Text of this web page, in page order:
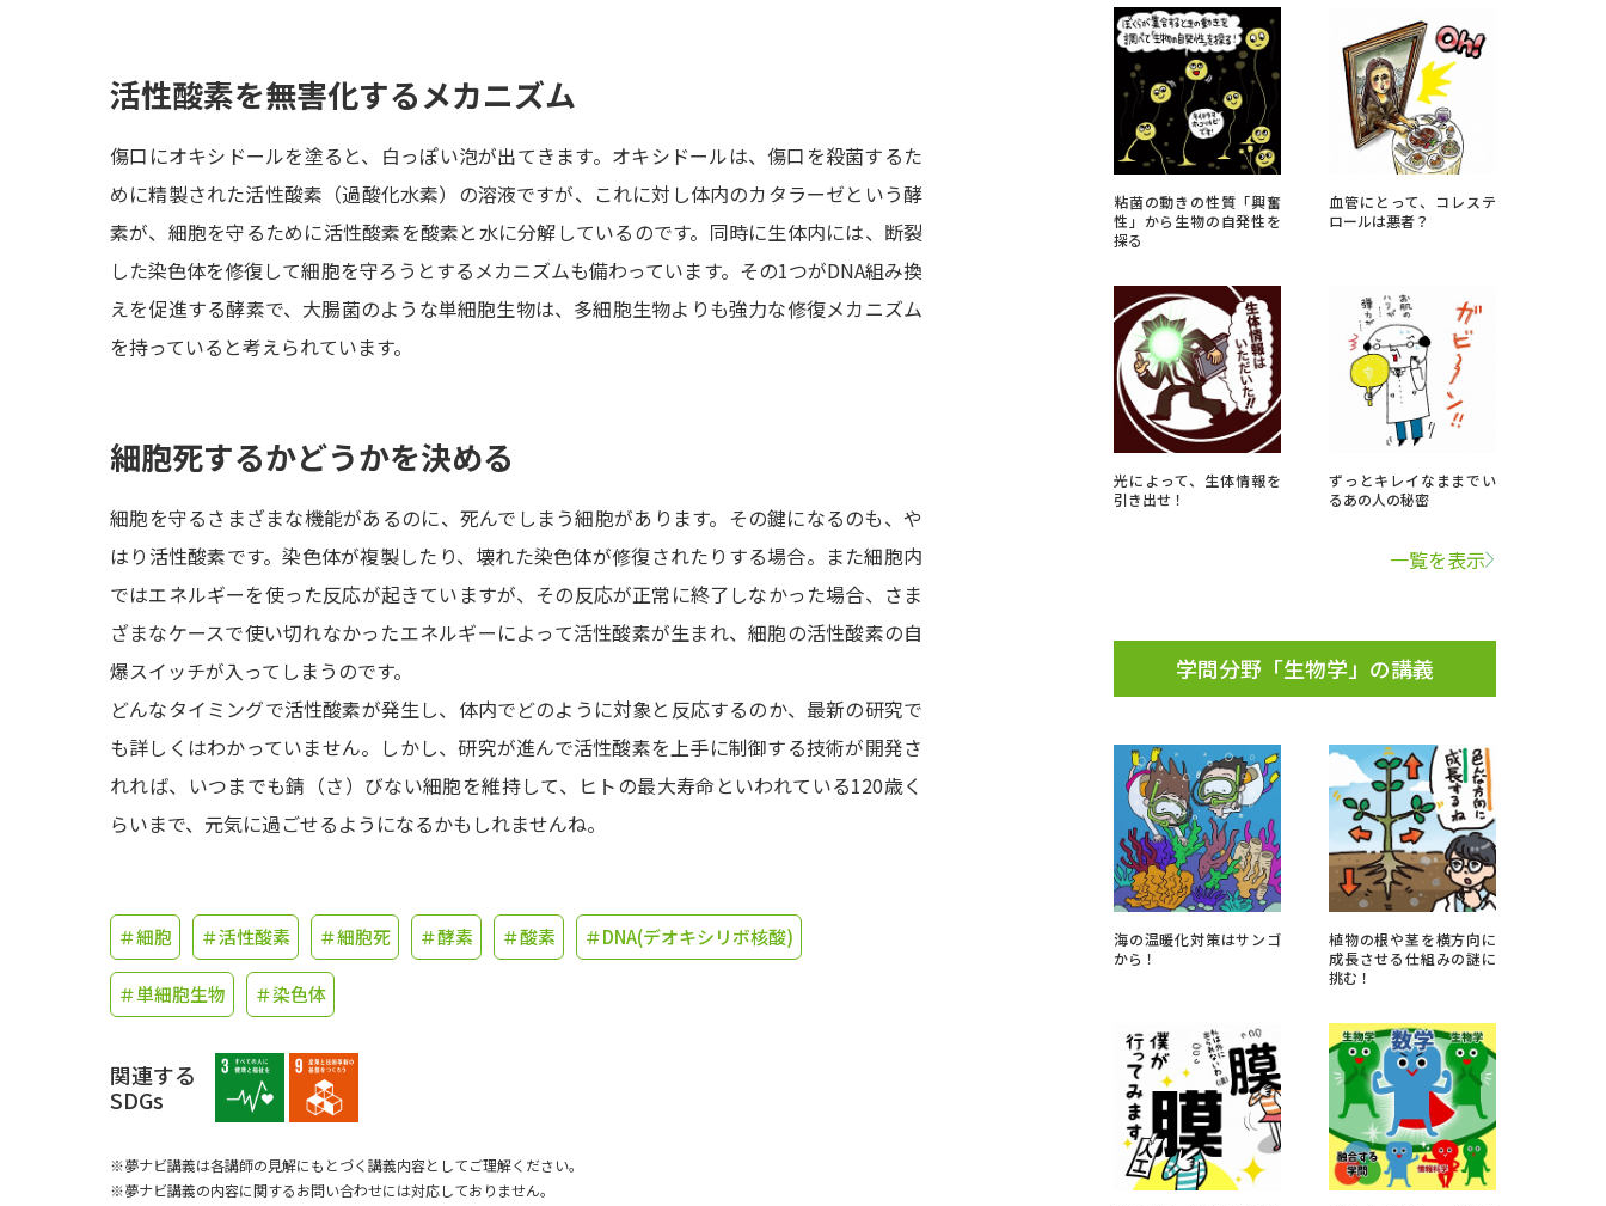
実施プログラムから探す
来場型・Web型イベント特集
受験準備 資料検索
先輩が入学を決めた理由
新生活お役立ちガイド
学問発見
学問のミニ講義「夢ナビ講義」
このサイトについて
資料の料金の
受付内容・発送状況の確認 テレメール
お支払いサイト
テレメール進学カタログ訂正のご案内
活性酸素を無害化するメカニズム
傷口にオキシドールを塗ると、白っぽい泡が出てきます。オキシドールは、傷口を殺菌するた
めに精製された活性酸素（過酸化水素）の溶液ですが、これに対し体内のカタラーゼという酵
素が、細胞を守るために活性酸素を酸素と水に分解しているのです。同時に生体内には、断裂
した染色体を修復して細胞を守ろうとするメカニズムも備わっています。その1つがDNA組み換
えを促進する酵素で、大腸菌のような単細胞生物は、多細胞生物よりも強力な修復メカニズム
を持っていると考えられています。
細胞死するかどうかを決める
細胞を守るさまざまな機能があるのに、死んでしまう細胞があります。その鍵になるのも、や
はり活性酸素です。染色体が複製したり、壊れた染色体が修復されたりする場合。また細胞内
ではエネルギーを使った反応が起きていますが、その反応が正常に終了しなかった場合、さま
ざまなケースで使い切れなかったエネルギーによって活性酸素が生まれ、細胞の活性酸素の自
爆スイッチが入ってしまうのです。
どんなタイミングで活性酸素が発生し、体内でどのように対象と反応するのか、最新の研究で
も詳しくはわかっていません。しかし、研究が進んで活性酸素を上手に制御する技術が開発さ
れれば、いつまでも錆（さ）びない細胞を維持して、ヒトの最大寿命といわれている120歳く
らいまで、元気に過ごせるようになるかもしれませんね。
＃細胞 ＃活性酸素 ＃細胞死 ＃酵素 ＃酸素 ＃DNA(デオキシリボ核酸)
＃単細胞生物 ＃染色体
関連する
SDGs
※夢ナビ講義は各講師の見解にもとづく講義内容としてご理解ください。
※夢ナビ講義の内容に関するお問い合わせには対応しておりません。
粘菌の動きの性質「興奮
性」から生物の自発性を
探る
血管にとって、コレステ
ロールは悪者？
光によって、生体情報を
引き出せ！
ずっとキレイなままでい
るあの人の秘密
一覧を表示
学問分野「生物学」の講義
海の温暖化対策はサンゴ
から！
植物の根や茎を横方向に
成長させる仕組みの謎に
挑む！